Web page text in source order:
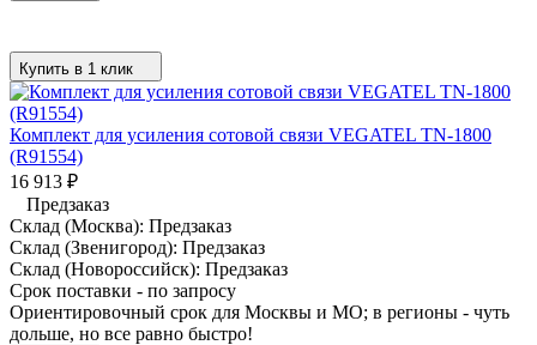
Купить в 1 клик
Комплект для усиления сотовой связи VEGATEL TN-1800
(R91554)
16 913 ₽
Предзаказ
Склад (Москва): Предзаказ
Склад (Звенигород): Предзаказ
Склад (Новороссийск): Предзаказ
Срок поставки - по запросу
Ориентировочный срок для Москвы и МО; в регионы - чуть
дольше, но все равно быстро!